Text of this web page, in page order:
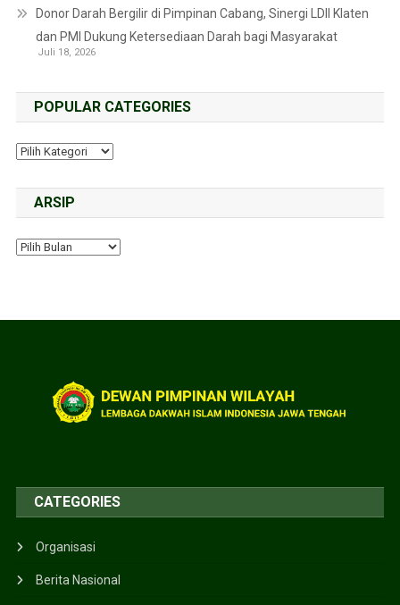
Donor Darah Bergilir di Pimpinan Cabang, Sinergi LDII Klaten
dan PMI Dukung Ketersediaan Darah bagi Masyarakat
Juli 18, 2026
POPULAR CATEGORIES
ARSIP
CATEGORIES
Organisasi
Berita Nasional